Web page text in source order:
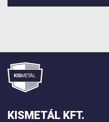
KISMETÁL KFT.